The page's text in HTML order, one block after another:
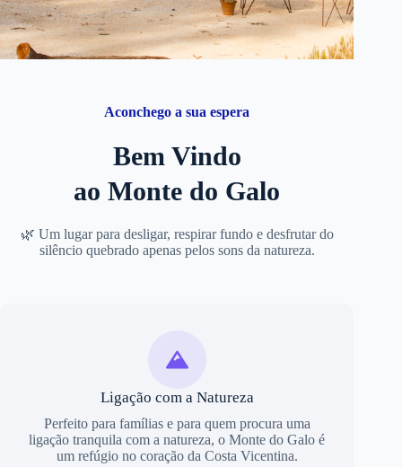
Aconchego a sua espera
Bem Vindo
ao Monte do Galo
🌿 Um lugar para desligar, respirar fundo e desfrutar do
silêncio quebrado apenas pelos sons da natureza.
Ligação com a Natureza
Perfeito para famílias e para quem procura uma
ligação tranquila com a natureza, o Monte do Galo é
um refúgio no coração da Costa Vicentina.